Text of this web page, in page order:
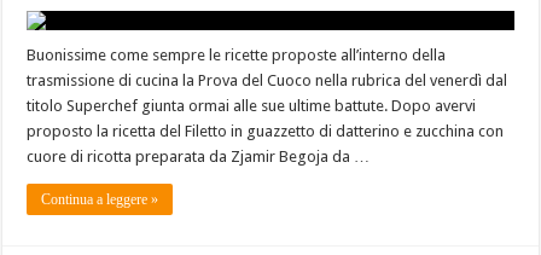
Buonissime come sempre le ricette proposte all’interno della
trasmissione di cucina la Prova del Cuoco nella rubrica del venerdì dal
titolo Superchef giunta ormai alle sue ultime battute. Dopo avervi
proposto la ricetta del Filetto in guazzetto di datterino e zucchina con
cuore di ricotta preparata da Zjamir Begoja da …
Continua a leggere »